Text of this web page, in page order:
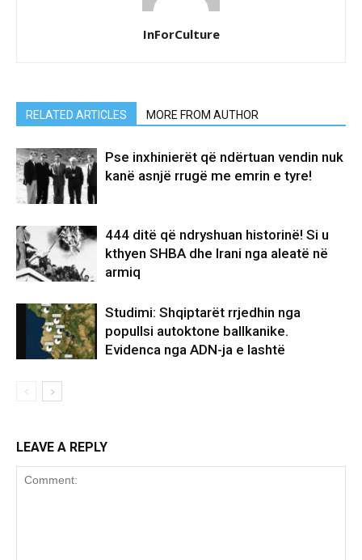
InForCulture
RELATED ARTICLES MORE FROM AUTHOR
Pse inxhinierët që ndërtuan vendin nuk
kanë asnjë rrugë me emrin e tyre!
444 ditë që ndryshuan historinë! Si u
kthyen SHBA dhe Irani nga aleatë në
armiq
Studimi: Shqiptarët rrjedhin nga
popullsi autoktone ballkanike.
Evidenca nga ADN-ja e lashtë
LEAVE A REPLY